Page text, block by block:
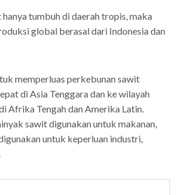
tumbuh di daerah tropis, maka
global berasal dari Indonesia dan
memperluas perkebunan sawit
di Asia Tenggara dan ke wilayah
Afrika Tengah dan Amerika Latin.
sawit digunakan untuk makanan,
untuk keperluan industri,